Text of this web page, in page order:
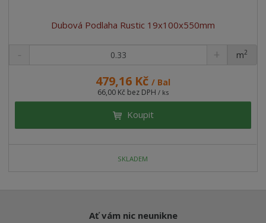
Dubová Podlaha Rustic 19x100x550mm
479,16 Kč / Bal
66,00 Kč bez DPH / ks
ks
m2
Koupit
SKLADEM
Ať vám nic neunikne